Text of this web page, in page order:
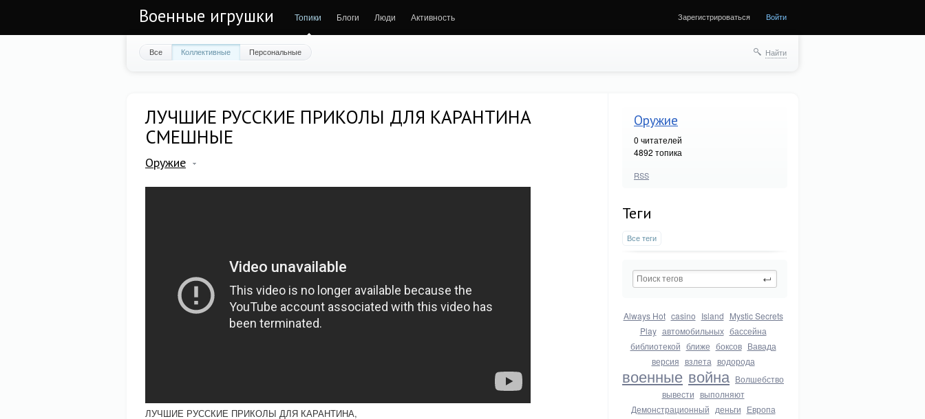
Военные игрушки Топики Блоги Люди Активность Зарегистрироваться Войти
Все Коллективные Персональные Найти
Оружие
0 читателей
4892 топика
RSS
Теги
Все теги
Always Hot casino Island Mystic Secrets
Play автомобильных бассейна
библиотекой ближе боксов Вавада
версия взлета водорода
военные война Волшебство
вывести выполняют
Демонстрационный деньги Европа
ЛУЧШИЕ РУССКИЕ ПРИКОЛЫ ДЛЯ КАРАНТИНА
СМЕШНЫЕ
Оружие
ЛУЧШИЕ РУССКИЕ ПРИКОЛЫ ДЛЯ КАРАНТИНА,